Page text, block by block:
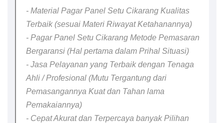
- Material Pagar Panel Setu Cikarang Kualitas
Terbaik (sesuai Materi Riwayat Ketahanannya)
- Pagar Panel Setu Cikarang Metode Pemasaran
Bergaransi (Hal pertama dalam Prihal Situasi)
- Jasa Pelayanan yang Terbaik dengan Tenaga
Ahli / Profesional (Mutu Tergantung dari
Pemasangannya Kuat dan Tahan lama
Pemakaiannya)
- Cepat Akurat dan Terpercaya banyak Pilihan